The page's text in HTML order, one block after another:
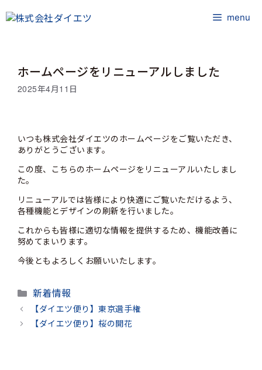
ン
menu
ホームページをリニューアルしました
2025年4月11日
いつも株式会社ダイエツのホームページをご覧いただき、
ありがとうございます。
この度、こちらのホームページをリニューアルいたしまし
た。
リニューアルでは皆様により快適にご覧いただけるよう、
各種機能とデザインの刷新を行いました。
これからも皆様に適切な情報を提供するため、機能改善に
努めてまいります。
今後ともよろしくお願いいたします。
カ
テ
ゴ
新着情報
【ダイエツ便り】東京選手権
【ダイエツ便り】桜の開花